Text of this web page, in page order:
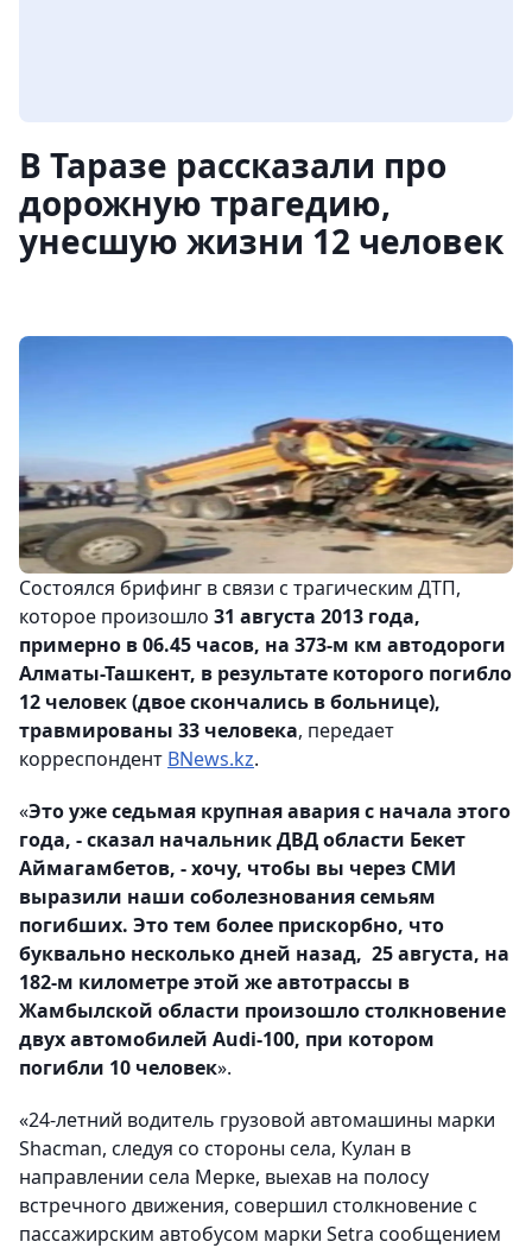
В Таразе рассказали про
дорожную трагедию,
унесшую жизни 12 человек
Состоялся брифинг в связи с трагическим ДТП,
которое произошло 31 августа 2013 года,
примерно в 06.45 часов, на 373-м км автодороги
Алматы-Ташкент, в результате которого погибло
12 человек (двое скончались в больнице),
травмированы 33 человека, передает
корреспондент BNews.kz.
«Это уже седьмая крупная авария с начала этого
года, - сказал начальник ДВД области Бекет
Аймагамбетов, - хочу, чтобы вы через СМИ
выразили наши соболезнования семьям
погибших. Это тем более прискорбно, что
буквально несколько дней назад, 25 августа, на
182-м километре этой же автотрассы в
Жамбылской области произошло столкновение
двух автомобилей Audi-100, при котором
погибли 10 человек».
«24-летний водитель грузовой автомашины марки
Shacman, следуя со стороны села, Кулан в
направлении села Мерке, выехав на полосу
встречного движения, совершил столкновение с
пассажирским автобусом марки Setra сообщением